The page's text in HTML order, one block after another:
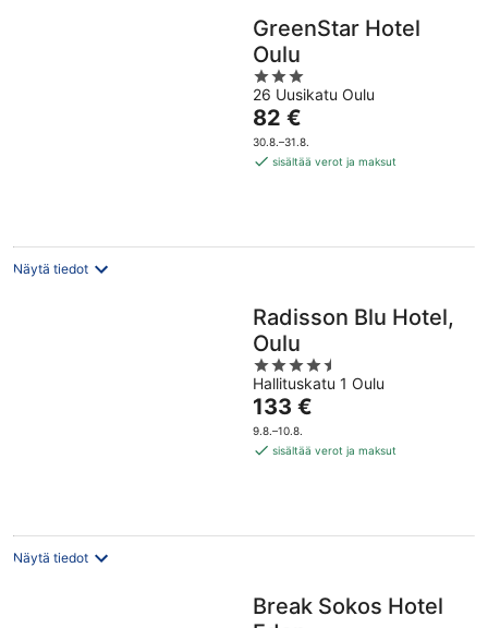
GreenStar Hotel
Oulu
3
out
of
5
26 Uusikatu Oulu
Hinta
on
82 €
82 €
30.8.–31.8.
sisältää verot ja maksut
Näytä tiedot
Radisson Blu Hotel,
Oulu
4.5
out
of
5
Hallituskatu 1 Oulu
Hinta
on
133 €
133 €
9.8.–10.8.
sisältää verot ja maksut
Näytä tiedot
Break Sokos Hotel